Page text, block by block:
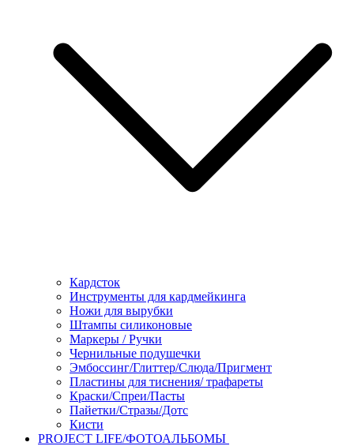
Кардсток
Инструменты для кардмейкинга
Ножи для вырубки
Штампы силиконовые
Маркеры / Ручки
Чернильные подушечки
Эмбоссинг/Глиттер/Слюда/Пригмент
Пластины для тиснения/ трафареты
Краски/Спреи/Пасты
Пайетки/Стразы/Дотс
Кисти
PROJECT LIFE/ФОТОАЛЬБОМЫ